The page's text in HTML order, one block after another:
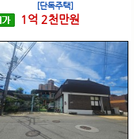
[단독주택]
1 억 2천만원